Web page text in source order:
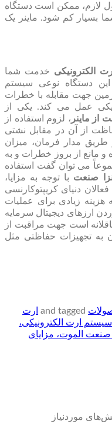
لازم، ممکن است دستگاه
بسیار کم شود. ماینر یک
الکترونیکی خدمت شما
این دستگاه نوعی سیستم
جهت مقابله با خطرات
عمل می کند. یکی از
از ماینر ، لزوم استفاده از
از آن در مقابل نشتی
طریق مدار فرمان، میزان
و مانع از بروز خطرات و به
می توان گفت استفاده
صنعت با توجه به مزایا،
دنیای کریپتوکارنسی
زیادی برای عملیات
ارزهای دیجیتال سرمایه
است جهت مراقبت از
به تجهیزات حفاظتی مثل
ارت
ارت الکترونیکی،
الموت، مزایای
موردنیاز